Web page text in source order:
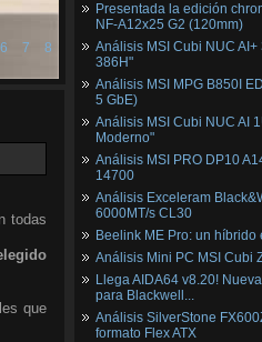
6 7 8
todas
que
Presentada la edición
NF‑A12x25 G2 (120mm)
Análisis MSI Cubi NUC
386H"
Análisis MSI MPG B850I
5 GbE)
Análisis MSI Cubi NUC AI
Moderno"
Análisis MSI PRO DP10
14700
Análisis Exceleram
6000MT/s CL30
Beelink ME Pro: un híbrido
Análisis Mini PC MSI Cubi
Llega AIDA64 v8.20!
para Blackwell...
Análisis SilverStone
formato Flex ATX